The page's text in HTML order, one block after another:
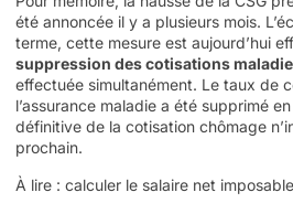
été annoncée il y a plusieurs mois.
terme, cette mesure est aujourd’hui
suppression des cotisations
effectuée simultanément. Le taux de
l’assurance maladie a été supprimé
définitive de la cotisation chômage
prochain.
À lire : calculer le salaire net imposable